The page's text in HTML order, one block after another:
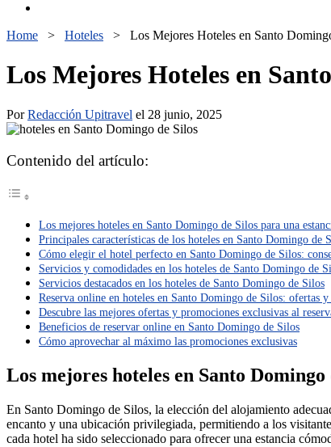
Home > Hoteles > Los Mejores Hoteles en Santo
Los Mejores Hoteles en
PorRedacción Upitravel el 28 junio, 2025
Contenido del artículo:
Los mejores hoteles en Santo Domingo de Silos para una
Principales características de los hoteles en Santo Domingo de
Cómo elegir el hotel perfecto en Santo Domingo de Silos:
Servicios y comodidades en los hoteles de Santo Domingo de
Servicios destacados en los hoteles de Santo Domingo de Silos
Reserva online en hoteles en Santo Domingo de Silos: ofertas
Descubre las mejores ofertas y promociones exclusivas al
Beneficios de reservar online en Santo Domingo de Silos
Cómo aprovechar al máximo las promociones exclusivas
Los mejores hoteles en Santo
En Santo Domingo de Silos, la elección del alojamiento
encanto y una ubicación privilegiada, permitiendo a los
cada hotel ha sido seleccionado para ofrecer una estancia